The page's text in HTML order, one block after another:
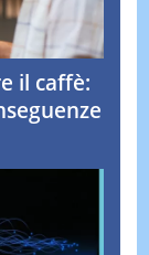
il caffè: